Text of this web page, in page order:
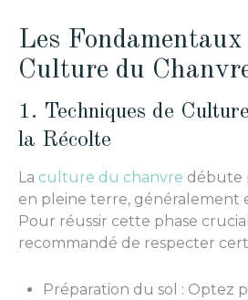
Les Fondamentaux
Culture du
1. Techniques de
la Récolte
La culture du chanvre débute
en pleine terre, généralement
Pour réussir cette phase
recommandé de respecter
Préparation du sol : Optez